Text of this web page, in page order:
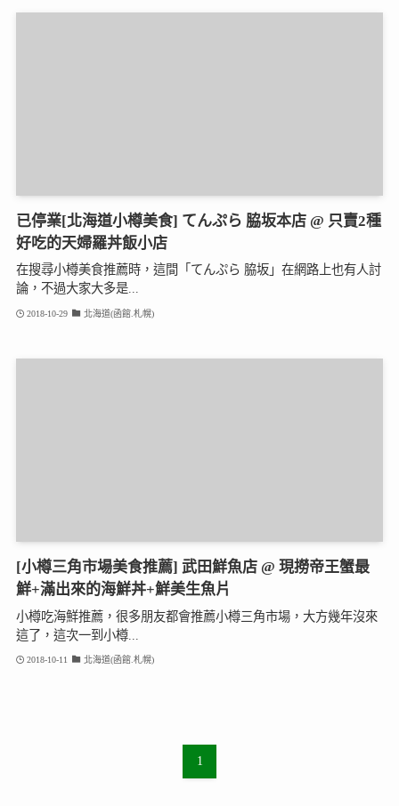
已停業[北海道小樽美食] てんぷら 脇坂本店 @ 只賣2種
好吃的天婦羅丼飯小店
在搜尋小樽美食推薦時，這間「てんぷら 脇坂」在網路上也有人討
論，不過大家大多是...
2018-10-29 北海道(函館.札幌)
[小樽三角市場美食推薦] 武田鮮魚店 @ 現撈帝王蟹最
鮮+滿出來的海鮮丼+鮮美生魚片
小樽吃海鮮推薦，很多朋友都會推薦小樽三角市場，大方幾年沒來
這了，這次一到小樽...
2018-10-11 北海道(函館.札幌)
1